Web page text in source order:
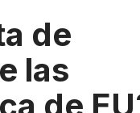
de
las